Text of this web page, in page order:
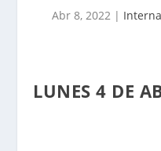
Abr 8, 2022|
LUNES 4 DE